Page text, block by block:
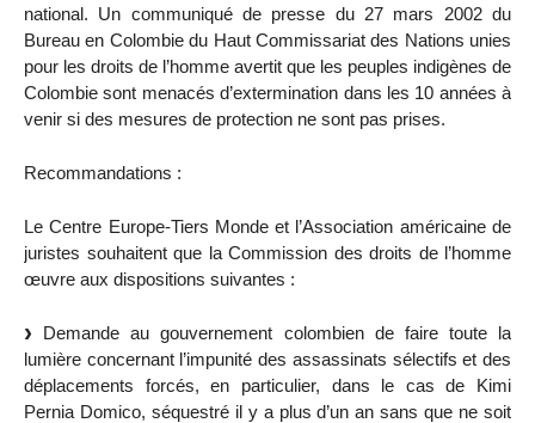
national. Un communiqué de presse du 27 mars 2002 du
Bureau en Colombie du Haut Commissariat des Nations unies
pour les droits de l’homme avertit que les peuples indigènes de
Colombie sont menacés d’extermination dans les 10 années à
venir si des mesures de protection ne sont pas prises.
Recommandations :
Le Centre Europe-Tiers Monde et l’Association américaine de
juristes souhaitent que la Commission des droits de l’homme
œuvre aux dispositions suivantes :
Demande au gouvernement colombien de faire toute la
lumière concernant l’impunité des assassinats sélectifs et des
déplacements forcés, en particulier, dans le cas de Kimi
Pernia Domico, séquestré il y a plus d’un an sans que ne soit